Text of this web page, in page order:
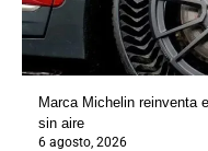
Marca Michelin reinventa
sin aire
6 agosto, 2026